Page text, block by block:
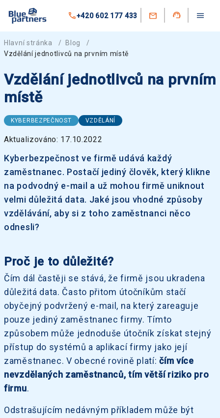
+420 602 177 433
Hlavní stránka / Blog
/
Vzdělání jednotlivců na prvním místě
Vzdělání jednotlivců na prvním
místě
KYBERBEZPEČNOST VZDĚLÁNÍ
Aktualizováno: 17.10.2022
Kyberbezpečnost ve firmě udává každý
zaměstnanec. Postačí jediný člověk, který klikne
na podvodný e-mail a už mohou firmě uniknout
velmi důležitá data. Jaké jsou vhodné způsoby
vzdělávání, aby si z toho zaměstnanci něco
odnesli?
Proč je to důležité?
Čím dál častěji se stává, že firmě jsou ukradena
důležitá data. Často přitom útočníkům stačí
obyčejný podvržený e-mail, na který zareaguje
pouze jediný zaměstnanec firmy. Tímto
způsobem může jednoduše útočník získat stejný
přístup do systémů a aplikací firmy jako její
zaměstnanec. V obecné rovině platí:čím více
nevzdělaných zaměstnanců, tím větší riziko pro
firmu.
Odstrašujícím nedávným příkladem může být